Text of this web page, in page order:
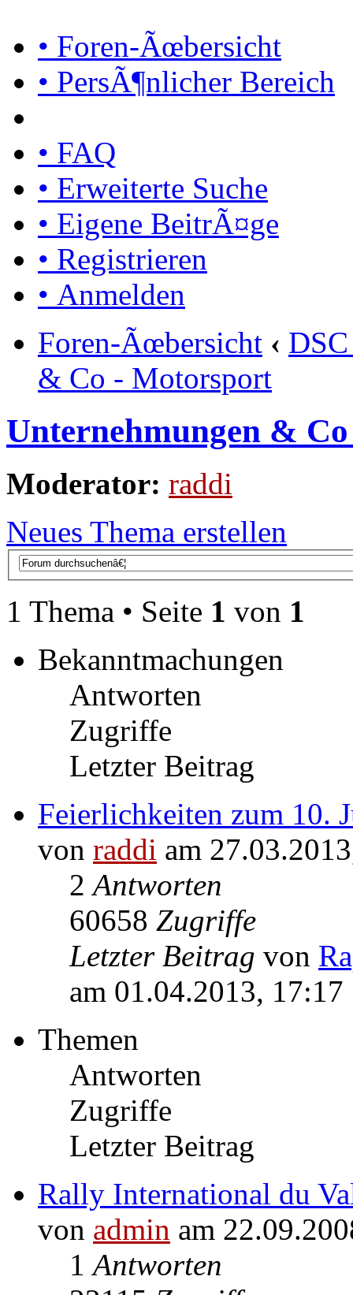
• Foren-Ãœbersicht
• PersÃ¶nlicher Bereich
• FAQ
• Erweiterte Suche
• Eigene BeitrÃ¤ge
• Registrieren
• Anmelden
Foren-Ãœbersicht ‹
& Co - Motorsport
Unternehmungen &
Moderator: raddi
Neues Thema erstellen
1 Thema • Seite 1 von 1
Bekanntmachungen
Antworten
Zugriffe
Letzter Beitrag
Feierlichkeiten zum 10.
von raddi am
2Antworten
60658 Zugriffe
Letzter Beitrag von
am 01.04.2013, 17:17
Themen
Antworten
Zugriffe
Letzter Beitrag
Rally International du
von admin am
1Antworten